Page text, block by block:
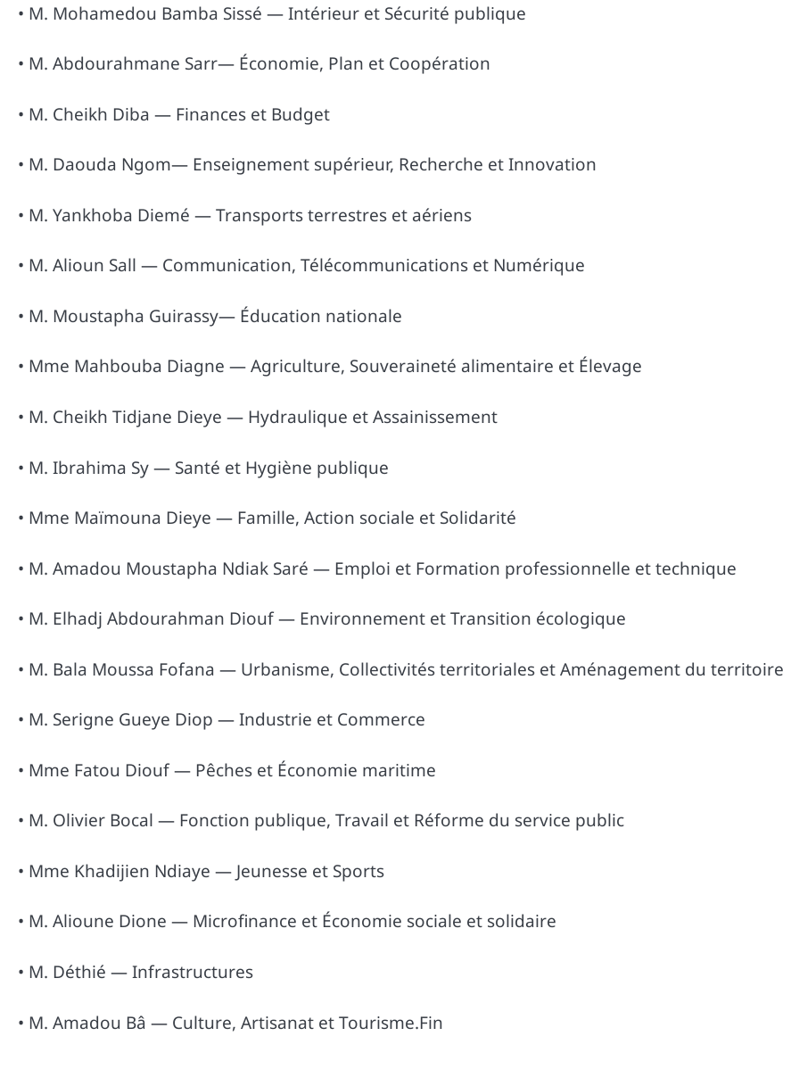
• M. Mohamedou Bamba Sissé — Intérieur et Sécurité publique
• M. Abdourahmane Sarr— Économie, Plan et Coopération
• M. Cheikh Diba — Finances et Budget
• M. Daouda Ngom— Enseignement supérieur, Recherche et Innovation
• M. Yankhoba Diemé — Transports terrestres et aériens
• M. Alioun Sall — Communication, Télécommunications et Numérique
• M. Moustapha Guirassy— Éducation nationale
• Mme Mahbouba Diagne — Agriculture, Souveraineté alimentaire et Élevage
• M. Cheikh Tidjane Dieye — Hydraulique et Assainissement
• M. Ibrahima Sy — Santé et Hygiène publique
• Mme Maïmouna Dieye — Famille, Action sociale et Solidarité
• M. Amadou Moustapha Ndiak Saré — Emploi et Formation professionnelle et technique
• M. Elhadj Abdourahman Diouf — Environnement et Transition écologique
• M. Bala Moussa Fofana — Urbanisme, Collectivités territoriales et Aménagement du territoire
• M. Serigne Gueye Diop — Industrie et Commerce
• Mme Fatou Diouf — Pêches et Économie maritime
• M. Olivier Bocal — Fonction publique, Travail et Réforme du service public
• Mme Khadijien Ndiaye — Jeunesse et Sports
• M. Alioune Dione — Microfinance et Économie sociale et solidaire
• M. Déthié — Infrastructures
• M. Amadou Bâ — Culture, Artisanat et Tourisme.Fin